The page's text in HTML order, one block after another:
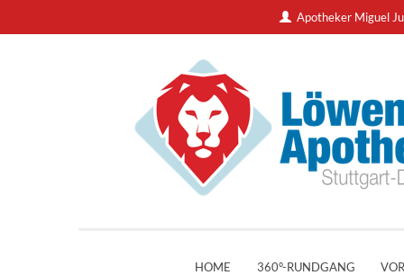
Apotheker Miguel
HOME 360°-RUNDGANG